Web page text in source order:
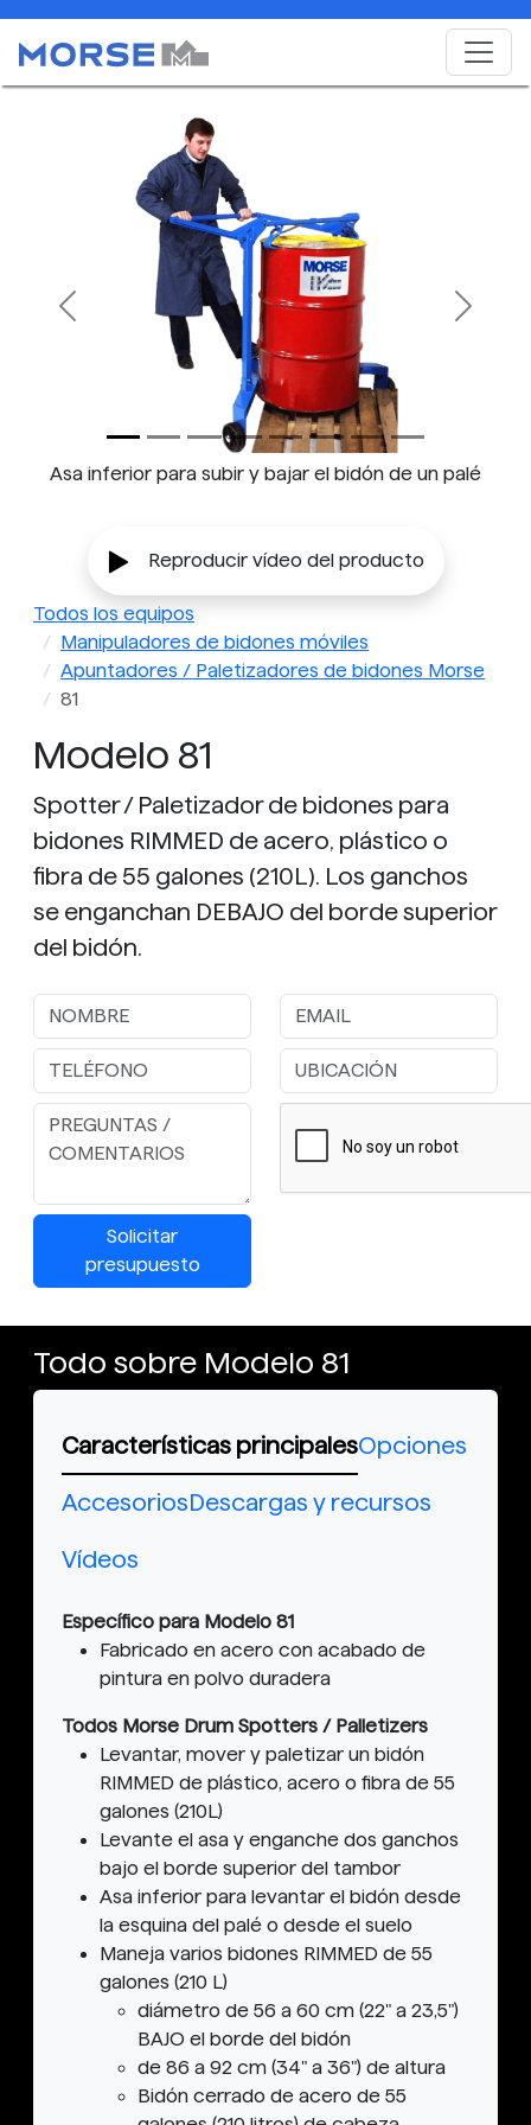
Asa inferior para subir y bajar el bidón de un palé
Previous Next
Reproducir vídeo del producto
Todos los equipos
Manipuladores de bidones móviles
Apuntadores / Paletizadores de bidones Morse
81
Modelo 81
Spotter / Paletizador de bidones para
bidones RIMMED de acero, plástico o
fibra de 55 galones (210L). Los ganchos
se enganchan DEBAJO del borde superior
del bidón.
Solicitar
presupuesto
Todo sobre Modelo 81
Características principalesOpciones
AccesoriosDescargas y recursos
Vídeos
Específico para Modelo 81
Fabricado en acero con acabado de
pintura en polvo duradera
Todos Morse Drum Spotters / Palletizers
Levantar, mover y paletizar un bidón
RIMMED de plástico, acero o fibra de 55
galones (210L)
Levante el asa y enganche dos ganchos
bajo el borde superior del tambor
Asa inferior para levantar el bidón desde
la esquina del palé o desde el suelo
Maneja varios bidones RIMMED de 55
galones (210 L)
diámetro de 56 a 60 cm (22" a 23,5")
BAJO el borde del bidón
de 86 a 92 cm (34" a 36") de altura
Bidón cerrado de acero de 55